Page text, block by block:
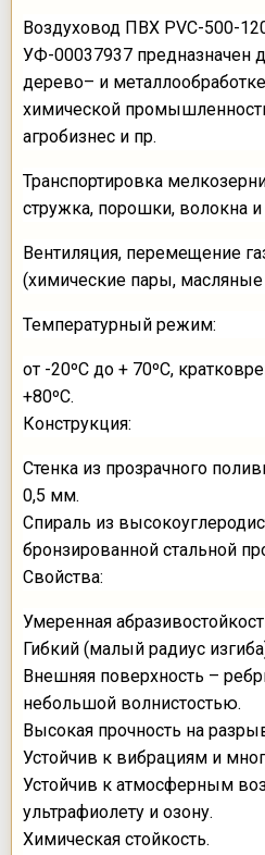
Воздуховод ПВХ PVC-500-
УФ-00037937 предназначен
дерево– и
химической
агробизнес и пр.
Транспортировка
стружка, порошки, волокна
Вентиляция, перемещение
(химические пары, масляные
Температурный режим:
от -20ºС до + 70ºС,
+80ºС.
Конструкция:
Стенка из прозрачного
0,5 мм.
Спираль из
бронзированной стальной
Свойства:
Умеренная
Гибкий (малый радиус
Внешняя поверхность –
небольшой волнистостью.
Высокая прочность на
Устойчив к вибрациям и
Устойчив к атмосферным
ультрафиолету и озону.
Химическая стойкость.